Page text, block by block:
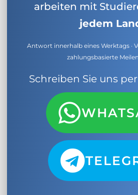
arbeiten mit
jedem
Antwort innerhalb eines Werktags ·
zahlungsbasierte
Schreiben Sie uns